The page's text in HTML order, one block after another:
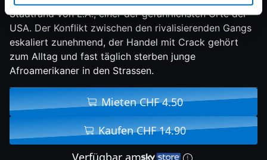
Stadtrand von L.A., einer der gefährlichsten Orte der
USA. Der Konflikt zwischen den rivalisierenden Gangs
eskaliert zunehmend, der Handel mit Crack gehört
zum Alltag und fast täglich sterben junge
Afroamerikaner in den Strassen.
Mieten CHF 4.50
Kaufen CHF 14.90
Verfügbar am